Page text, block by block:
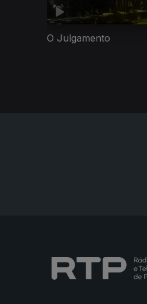
O Julgamento